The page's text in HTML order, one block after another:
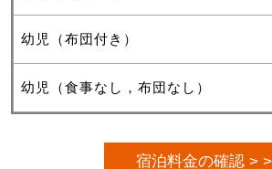
幼児（布団付き）
幼児（食事なし，布団なし）
宿泊料金の確認 > >